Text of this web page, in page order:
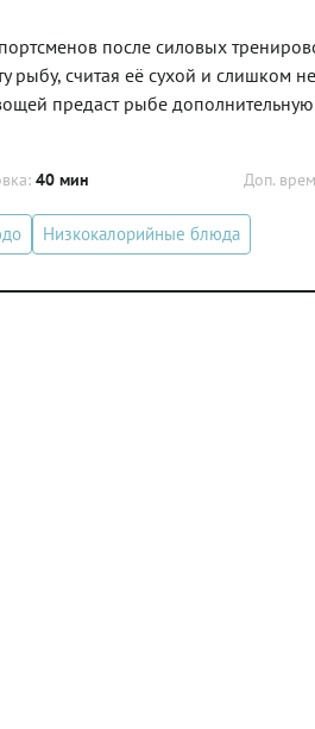
после силовых
рыбу, считая её сухой и слишком
предаст рыбе дополнительную
40 мин Доп.
Низкокалорийные блюда